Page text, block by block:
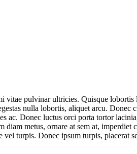
vitae pulvinar ultricies. Quisque
nulla lobortis, aliquet arcu. Donec
ac. Donec luctus orci porta tortor
metus, ornare at sem at,
turpis. Donec ipsum turpis, placerat